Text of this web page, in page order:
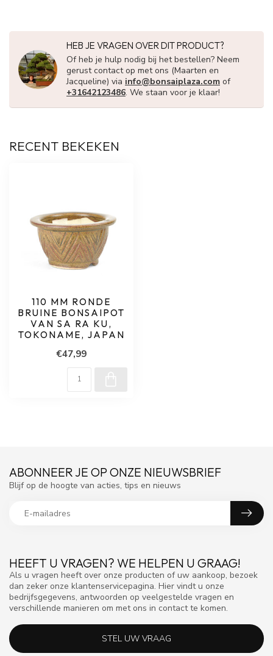
HEB JE VRAGEN OVER DIT PRODUCT?
Of heb je hulp nodig bij het bestellen? Neem
gerust contact op met ons (Maarten en
Jacqueline) via info@bonsaiplaza.com of
+31642123486. We staan voor je klaar!
RECENT BEKEKEN
110 MM RONDE
BRUINE BONSAIPOT
VAN SA RA KU,
TOKONAME, JAPAN
€47,99
HEEFT U VRAGEN? WE HELPEN U GRAAG!
Als u vragen heeft over onze producten of uw aankoop, bezoek
dan zeker onze klantenservicepagina. Hier vindt u onze
bedrijfsgegevens, antwoorden op veelgestelde vragen en
verschillende manieren om met ons in contact te komen.
STEL UW VRAAG
ABONNEER JE OP ONZE NIEUWSBRIEF
Blijf op de hoogte van acties, tips en nieuws